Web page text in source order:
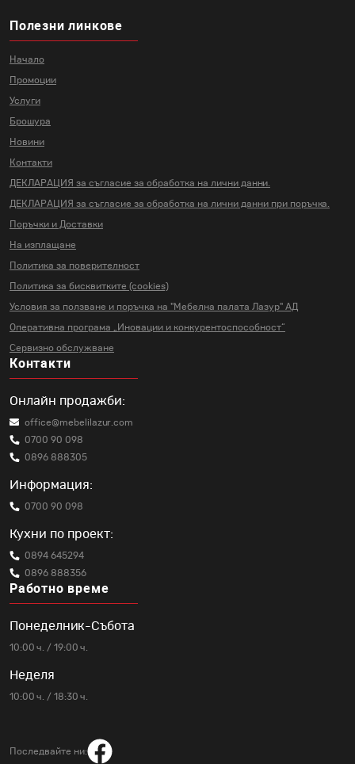
Полезни линкове
Начало
Промоции
Услуги
Брошура
Новини
Контакти
ДЕКЛАРАЦИЯ за съгласие за обработка на лични данни.
ДЕКЛАРАЦИЯ за съгласие за обработка на лични данни при поръчка.
Поръчки и Доставки
На изплащане
Политика за поверителност
Политика за бисквитките (cookies)
Условия за ползване и поръчка на "Мебелна палата Лазур" АД
Оперативна програма „Иновации и конкурентоспособност“
Сервизно обслужване
Контакти
Онлайн продажби:
office@mebelilazur.com
0700 90 098
0896 888305
Информация:
0700 90 098
Кухни по проект:
0894 645294
0896 888356
Работно време
Понеделник-Събота
10:00 ч. / 19:00 ч.
Неделя
10:00 ч. / 18:30 ч.
Последвайте ни: